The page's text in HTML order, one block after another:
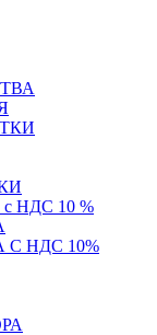
НДС 10 %
НДС 10%